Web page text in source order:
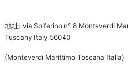
地址: via Solferino n° 8 Monteverdi
Tuscany Italy 56040
(Monteverdi Marittimo Toscana Italia)